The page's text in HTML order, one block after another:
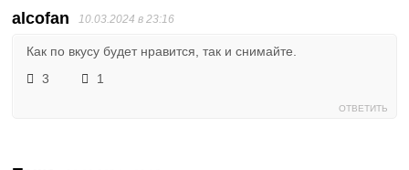
alcofan 10.03.2024 в 23:16
Как по вкусу будет нравится, так и снимайте.
3
1
ОТВЕТИТЬ